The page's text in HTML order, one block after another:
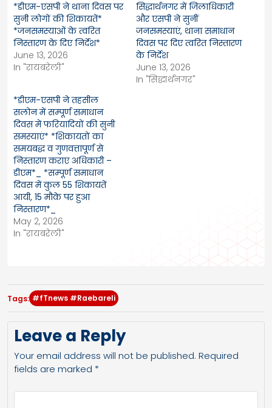
*डीएम-एसपी ने थाना दिवस पर
सुनी लोगों की शिकायतें*
*जनसमस्याओं के त्वरित
निस्तारण के दिए निर्देश*
June 13, 2026
In "रायबरेली"
सिद्धार्थनगर में जिलाधिकारी
और एसपी ने सुनीं
जनसमस्याएं, थाना समाधान
दिवस पर दिए त्वरित निस्तारण
के निर्देश
June 13, 2026
In "सिद्धार्थनगर"
*डीएम-एसपी ने तहसील
सलोन में सम्पूर्ण समाधान
दिवस में फरियादियों की सुनी
समस्याएं* *शिकायतों का
समयबद्ध व गुणवत्तापूर्ण से
निस्तारण कराए अधिकारी –
डीएम*_ *सम्पूर्ण समाधान
दिवस में कुल 55 शिकायतें
आयी, 15 मौके पर हुआ
निस्तारण*_
May 2, 2026
In "रायबरेली"
Tags: #fTnews #Raebareli
Leave a Reply
Your email address will not be published. Required
fields are marked *